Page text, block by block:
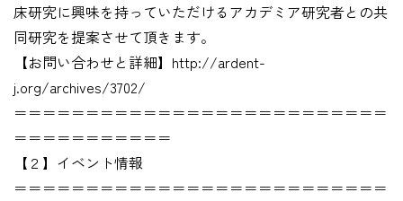
床研究に興味を持っていただけるアカデミア研究者との共
同研究を提案させて頂きます。
【お問い合わせと詳細】http://ardent-
j.org/archives/3702/
＝＝＝＝＝＝＝＝＝＝＝＝＝＝＝＝＝＝＝＝＝＝＝＝＝＝
＝＝＝＝＝＝＝＝＝＝＝
【２】イベント情報
＝＝＝＝＝＝＝＝＝＝＝＝＝＝＝＝＝＝＝＝＝＝＝＝＝＝